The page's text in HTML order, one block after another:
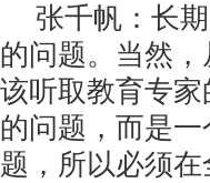
张千帆：长
的问题。当然
该听取教育专
的问题，而是
题，所以必须